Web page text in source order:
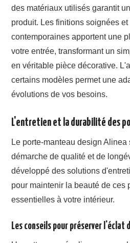
des matériaux utilisés garantit
produit. Les finitions soignées
contemporaines apportent une
votre entrée, transformant un
en véritable pièce décorative.
certains modèles permet une
évolutions de vos besoins.
L'entretien et la durabilité des
Le porte-manteau design
démarche de qualité et de
développé des solutions
pour maintenir la beauté de ces
essentielles à votre intérieur.
Les conseils pour préserver l'éclat